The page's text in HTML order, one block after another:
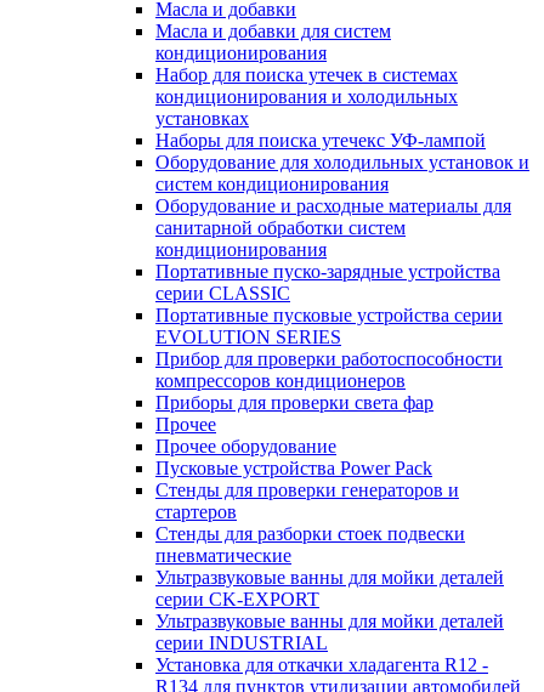
Масла и добавки
Масла и добавки для систем
кондиционирования
Набор для поиска утечек в системах
кондиционирования и холодильных
установках
Наборы для поиска утечекс УФ-лампой
Оборудование для холодильных установок и
систем кондиционирования
Оборудование и расходные материалы для
санитарной обработки систем
кондиционирования
Портативные пуско-зарядные устройства
серии CLASSIC
Портативные пусковые устройства серии
EVOLUTION SERIES
Прибор для проверки работоспособности
компрессоров кондиционеров
Приборы для проверки света фар
Прочее
Прочее оборудование
Пусковые устройства Power Pack
Стенды для проверки генераторов и
стартеров
Стенды для разборки стоек подвески
пневматические
Ультразвуковые ванны для мойки деталей
серии CK-EXPORT
Ультразвуковые ванны для мойки деталей
серии INDUSTRIAL
Установка для откачки хладагента R12 -
R134 для пунктов утилизации автомобилей